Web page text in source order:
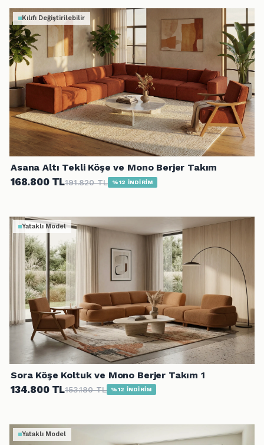
Kılıfı Değiştirilebilir
Asana Altı Tekli Köşe ve Mono Berjer Takım
168.800 TL191.820 TL %12 İNDİRİM
Yataklı Model
Sora Köşe Koltuk ve Mono Berjer Takım 1
134.800 TL153.180 TL %12 İNDİRİM
Yataklı Model